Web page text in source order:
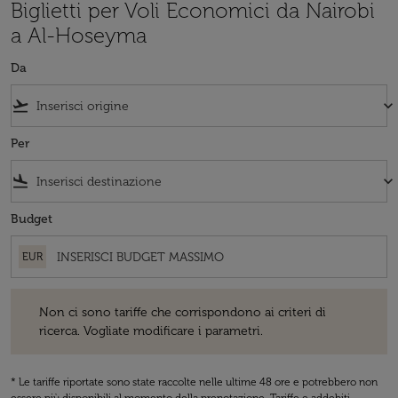
Biglietti per Voli Economici da Nairobi
a Al-Hoseyma
Da
flight_takeoff keyboard_arrow_down
Per
flight_land keyboard_arrow_down
Budget
EUR
Non ci sono tariffe che corrispondono ai criteri di
ricerca. Vogliate modificare i parametri.
* Le tariffe riportate sono state raccolte nelle ultime 48 ore e potrebbero non